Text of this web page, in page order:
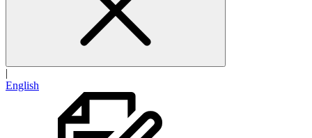
|
English